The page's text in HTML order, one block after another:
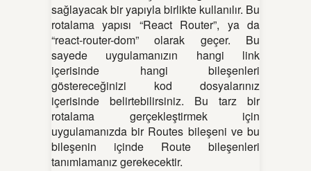
sağlayacak bir yapıyla birlikte kullanılır. Bu
rotalama yapısı “React Router”, ya da
“react-router-dom” olarak geçer. Bu
sayede uygulamanızın hangi link
içerisinde hangi bileşenleri
göstereceğinizi kod dosyalarınız
içerisinde belirtebilirsiniz. Bu tarz bir
rotalama gerçekleştirmek için
uygulamanızda bir Routes bileşeni ve bu
bileşenin içinde Route bileşenleri
tanımlamanız gerekecektir.